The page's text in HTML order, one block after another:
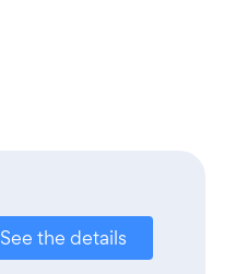
See the details